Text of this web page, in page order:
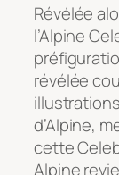
Révélée
l’Alpine
révélée
d’Alpine,
cette
Alpine